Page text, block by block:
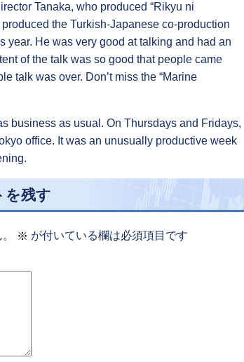
Tanaka, who produced “Rikyu ni
the Turkish-Japanese co-production
year. He was very good at talking and had an
of the talk was so good that people came
talk was over. Don’t miss the “Marine
business as usual. On Thursdays and Fridays,
office. It was an unusually productive week
を残す
※ が付いている欄は必須項目です